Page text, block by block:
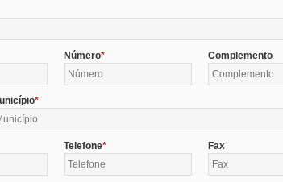
Número Complemento
Telefone Fax